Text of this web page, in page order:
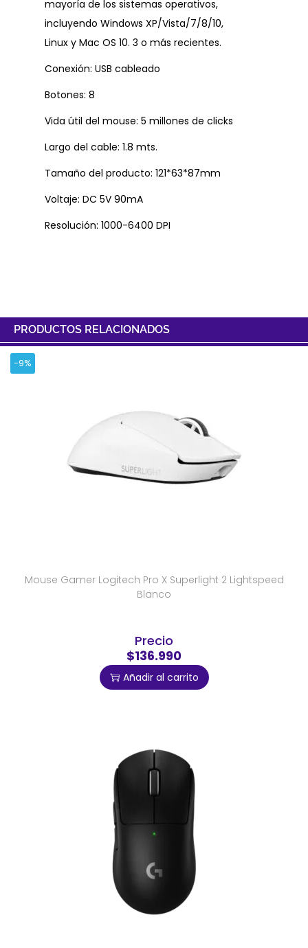
mayoría de los sistemas operativos,
incluyendo Windows XP/Vista/7/8/10,
Linux y Mac OS 10. 3 o más recientes.
Conexión: USB cableado
Botones: 8
Vida útil del mouse: 5 millones de clicks
Largo del cable: 1.8 mts.
Tamaño del producto: 121*63*87mm
Voltaje: DC 5V 90mA
Resolución: 1000-6400 DPI
PRODUCTOS RELACIONADOS
-9%
Mouse Gamer Logitech Pro X Superlight 2 Lightspeed
Blanco
Precio
$136.990
Añadir al carrito